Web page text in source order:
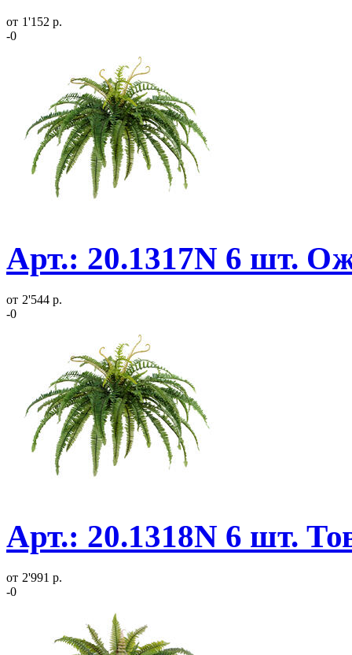
от 1'152 р.
-0
Арт.: 20.1317N 6 шт.
от 2'544 р.
-0
Арт.: 20.1318N 6 шт.
от 2'991 р.
-0